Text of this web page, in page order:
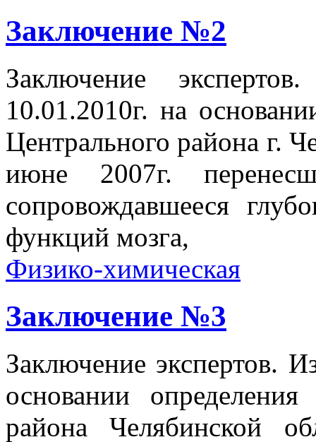
Заключение №2
Заключение
10.01.2010г. на
Центрального района г.
июне 2007г.
сопровождавшееся
функций мозга,
Физико-химическая
Заключение №3
Заключение экспертов.
основании
района Челябинской